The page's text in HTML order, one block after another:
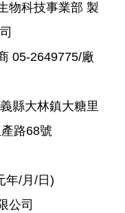
物科技事業部 製
05-2649775/廠
縣大林鎮大糖里
路68號
年/月/日)
公司